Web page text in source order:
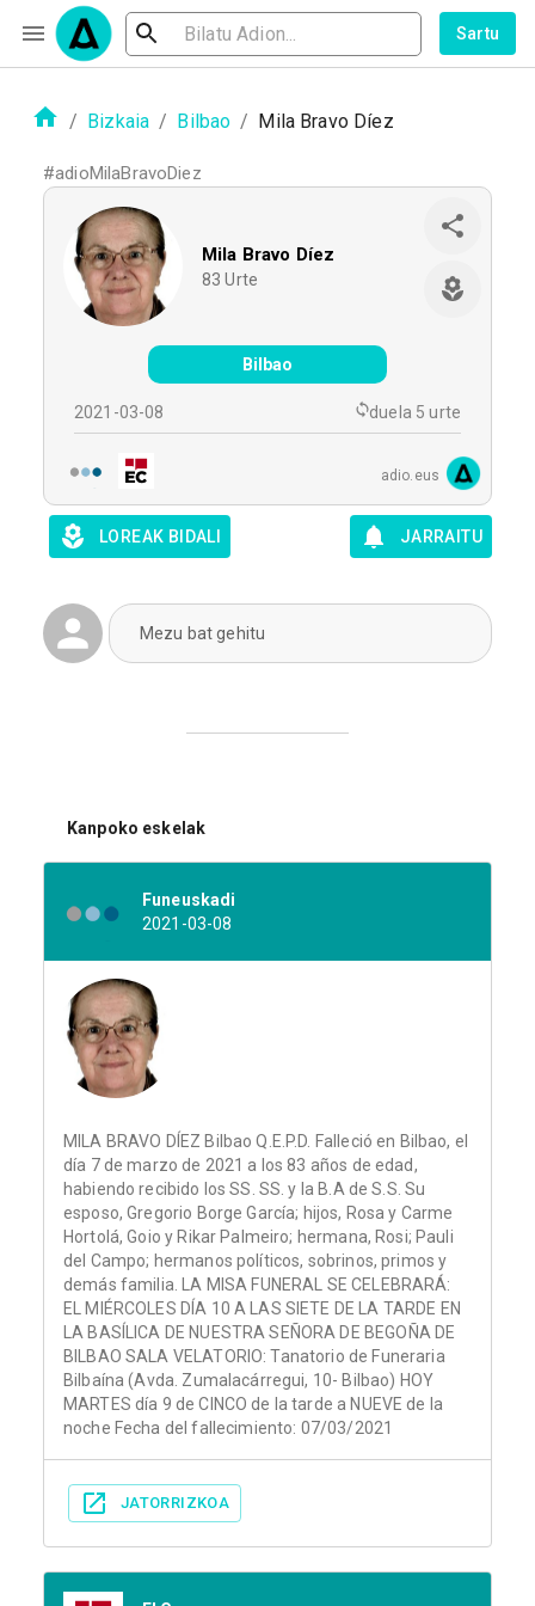
Sartu
/ Bizkaia / Bilbao / Mila Bravo Díez
#adioMilaBravoDiez
Mila Bravo Díez
83 Urte
Bilbao
2021-03-08 duela 5 urte
adio.eus
LOREAK BIDALI JARRAITU
Mezu bat gehitu
Kanpoko eskelak
Funeuskadi
2021-03-08
MILA BRAVO DÍEZ Bilbao Q.E.P.D. Falleció en Bilbao, el
día 7 de marzo de 2021 a los 83 años de edad,
habiendo recibido los SS. SS. y la B.A de S.S. Su
esposo, Gregorio Borge García; hijos, Rosa y Carme
Hortolá, Goio y Rikar Palmeiro; hermana, Rosi; Pauli
del Campo; hermanos políticos, sobrinos, primos y
demás familia. LA MISA FUNERAL SE CELEBRARÁ:
EL MIÉRCOLES DÍA 10 A LAS SIETE DE LA TARDE EN
LA BASÍLICA DE NUESTRA SEÑORA DE BEGOÑA DE
BILBAO SALA VELATORIO: Tanatorio de Funeraria
Bilbaína (Avda. Zumalacárregui, 10- Bilbao) HOY
MARTES día 9 de CINCO de la tarde a NUEVE de la
noche Fecha del fallecimiento: 07/03/2021
JATORRIZKOA